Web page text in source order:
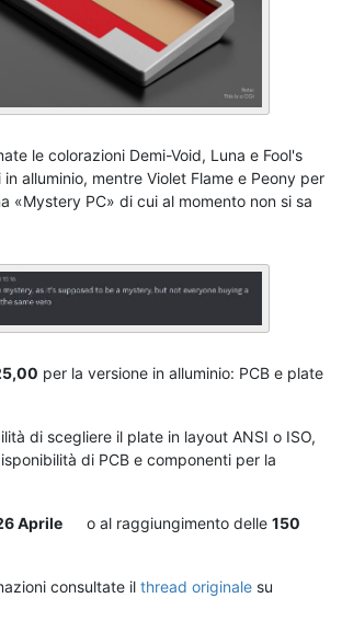
le colorazioni Demi-Void, Luna e Fool's
alluminio, mentre Violet Flame e Peony per
«Mystery PC» di cui al momento non si sa
per la versione in alluminio: PCB e plate
di scegliere il plate in layout ANSI o ISO,
di PCB e componenti per la
Aprile o al raggiungimento delle 150
consultate il thread originale su